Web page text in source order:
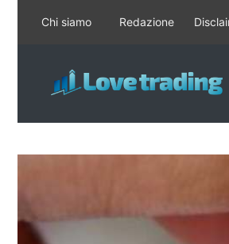
contenuto
Chi siamo Redazione